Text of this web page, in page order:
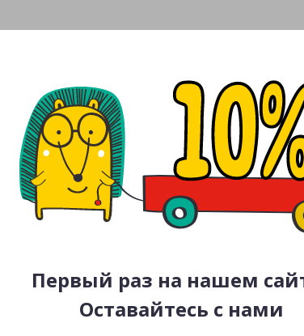
Первый раз на нашем
Оставайтесь с нами